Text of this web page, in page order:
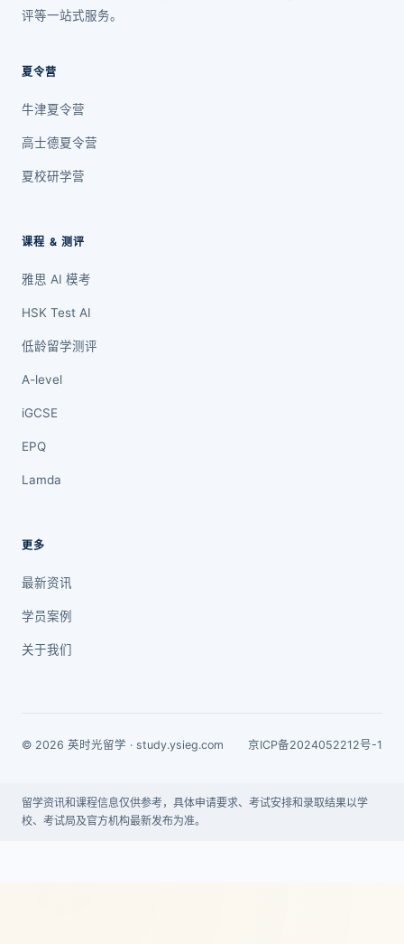
评等一站式服务。
夏令营
牛津夏令营
高士德夏令营
夏校研学营
课程 & 测评
雅思 AI 模考
HSK Test AI
低龄留学测评
A-level
iGCSE
EPQ
Lamda
更多
最新资讯
学员案例
关于我们
© 2026 英时光留学 · study.ysieg.com 京ICP备2024052212号-1
留学资讯和课程信息仅供参考，具体申请要求、考试安排和录取结果以学
校、考试局及官方机构最新发布为准。